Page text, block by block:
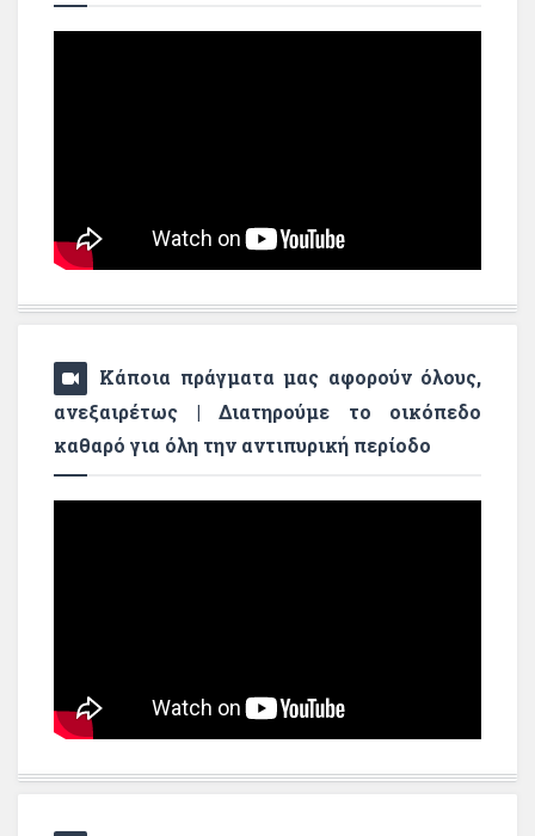
Κάποια πράγματα μας αφορούν όλους,
ανεξαιρέτως | Διατηρούμε το οικόπεδο
καθαρό για όλη την αντιπυρική περίοδο